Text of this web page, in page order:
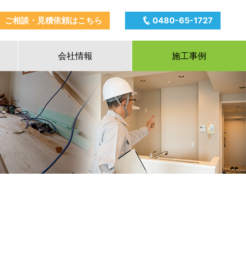
ご相談・見積依頼はこちら 0480-65-1727
会社情報 施工事例